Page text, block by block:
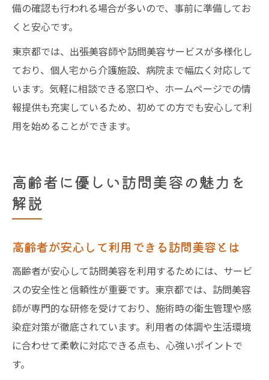
備の確認も行われる場合が多いので、事前に準備してお
くと安心です。
東京都では、出張美容師や訪問美容サービスが多様化し
ており、個人宅から介護施設、病院まで幅広く対応して
います。気軽に相談できる窓口や、ホームページでの情
報提供も充実しているため、初めての方でも安心して利
用を始めることができます。
高齢者に優しい訪問美容の魅力を
解説
高齢者が安心して利用できる訪問美容とは
高齢者が安心して訪問美容を利用するためには、サービ
スの安全性と信頼性が重要です。東京都では、訪問美容
師が専門的な研修を受けており、施術時の衛生管理や感
染症対策が徹底されています。利用者の体調や生活環境
に合わせて柔軟に対応できる点も、心強いポイントで
す。